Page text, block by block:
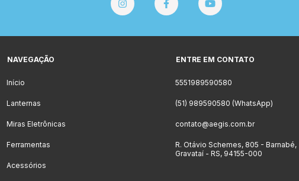
NAVEGAÇÃO
Início
Lanternas
Miras Eletrônicas
Ferramentas
Acessórios
ENTRE EM CONTATO
5551989590580
(51) 989590580 (WhatsApp)
contato@aegis.com.br
R. Otávio Schemes, 805 - Barnabé,
Gravataí - RS, 94155-000